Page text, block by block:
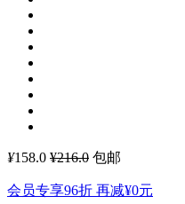
¥158.0 ¥216.0 包邮
会员专享96折 再减¥0元